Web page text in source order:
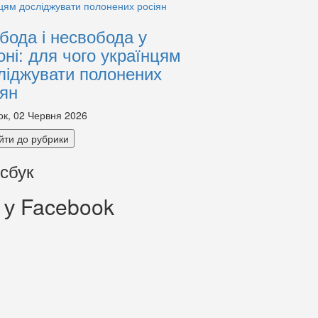
і несвобода у
для чого українцям
полонених
02 Червня 2026
до рубрики
Facebook